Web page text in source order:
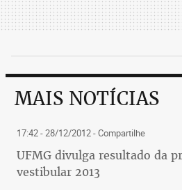
MAIS NOTÍCIAS
17:42 - 28/12/2012- Compartilhe
UFMG divulga resultado da
vestibular 2013